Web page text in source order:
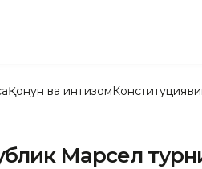
Қонун ва интизом
Марсел